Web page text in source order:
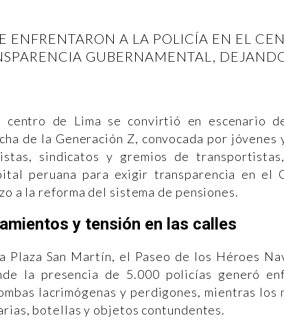
ENFRENTARON A LA POLICÍA EN EL
GUBERNAMENTAL,
de Lima se convirtió en escenario
de la Generación Z, convocada por jóvenes
sindicatos y gremios de
peruana para exigir transparencia en el
a la reforma del sistema de pensiones.
y tensión en las calles
Plaza San Martín, el Paseo de los Héroes
la presencia de 5.000 policías generó
lacrimógenas y perdigones, mientras los
botellas y objetos contundentes.